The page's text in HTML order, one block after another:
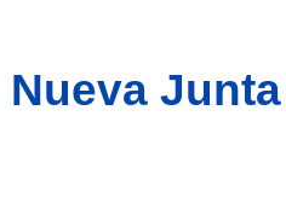
Nueva